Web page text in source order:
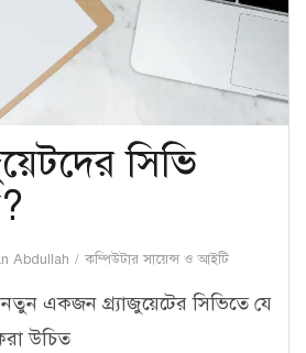
সিভি
Abdullah কম্পিউটার সায়েন্স ও আইটি
একজন গ্র্যাজুয়েটের সিভিতে যে
উচিত